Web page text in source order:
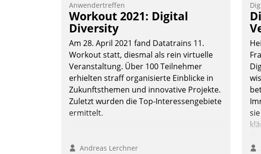
Anwendertreffen
Workout 2021: Digital
Diversity
Am 28. April 2021 fand Datatrains 11.
Workout statt, diesmal als rein virtuelle
Veranstaltung. Über 100 Teilnehmer
erhielten straff organisierte Einblicke in
Zukunftsthemen und innovative Projekte.
Zuletzt wurden die Top-Interessengebiete
ermittelt.
Andreas Lerchner